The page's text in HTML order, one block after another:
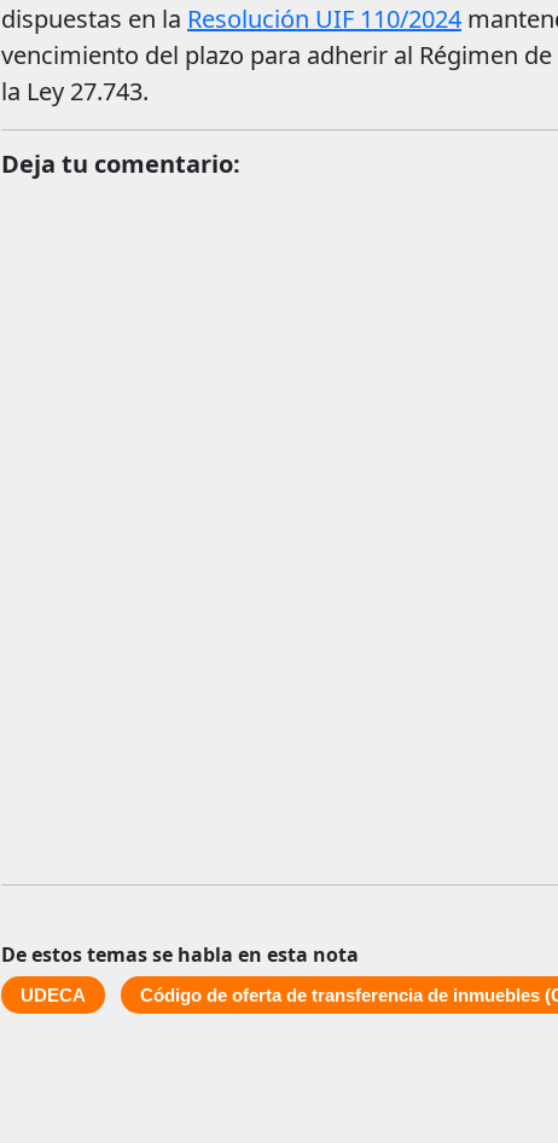
dispuestas en la Resolución UIF 110/2024
vencimiento del plazo para adherir al Régimen
la Ley 27.743.
Deja tu comentario:
De estos temas se habla en esta nota
UDECA Código de oferta de transferencia de inmuebles